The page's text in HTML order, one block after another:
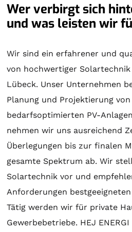
Wer verbirgt sich
und was leisten wir
Wir sind ein erfahrener und
von hochwertiger Solartechnik
Lübeck. Unser Unternehmen
Planung und Projektierung
bedarfsoptimierten PV-
nehmen wir uns ausreichend
Überlegungen bis zur finalen
gesamte Spektrum ab. Wir
Solartechnik vor und
Anforderungen bestgeeigneten
Tätig werden wir für private
Gewerbebetriebe. HEJ